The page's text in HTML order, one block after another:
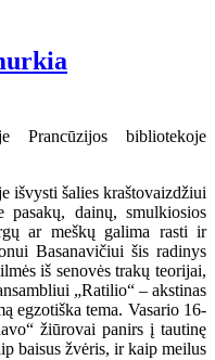
išvysti šalies kraštovaizdžiui
pasakų, dainų, smulkiosios
ar meškų galima rasti ir
Basanavičiui šis radinys
iš senovės trakų teorijai,
„Ratilio“ – akstinas
egzotiška tema. Vasario 16-
žiūrovai panirs į tautinę
baisus žvėris, ir kaip meilus